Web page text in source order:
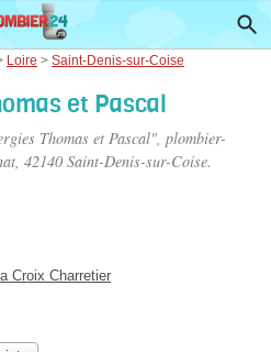
Loire > Saint-Denis-sur-Coise
et Pascal
Thomas et Pascal", plombier-
, 42140 Saint-Denis-sur-Coise.
Croix Charretier